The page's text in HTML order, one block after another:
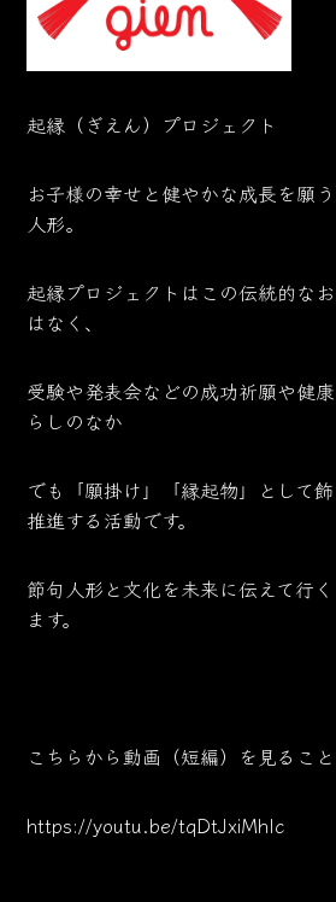
起縁（ぎえん）プロジェクト
お子様の幸せと健やかな成長を願
人形。
起縁プロジェクトはこの伝統的な
はなく、
受験や発表会などの成功祈願や健
らしのなか
でも「願掛け」「縁起物」として
推進する活動です。
節句人形と文化を未来に伝えて行
ます。
こちらから動画（短編）を見ること
https://youtu.be/tqDtJxiMhlc